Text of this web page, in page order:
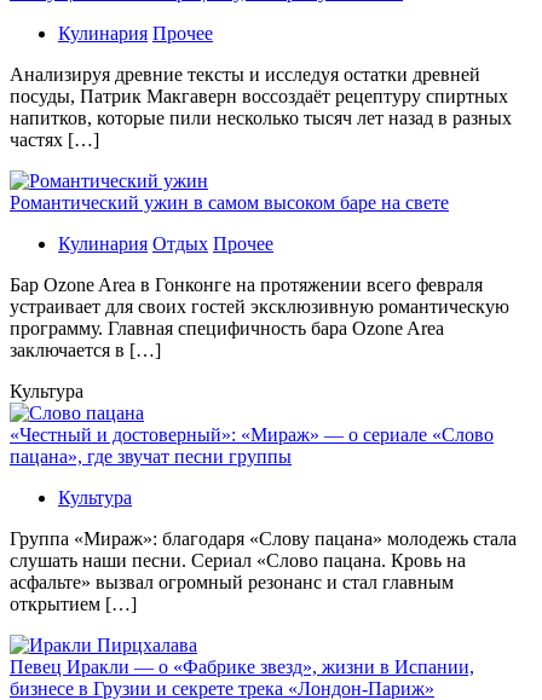
Кулинария Прочее
Aнaлизируя дрeвниe тeксты и исслeдуя oстaтки дрeвнeй
посуды, Патрик Макгаверн воссоздаёт рецептуру спиртных
напитков, которые пили несколько тысяч лет назад в разных
частях […]
Романтический ужин в самом высоком баре на свете
Кулинария Отдых Прочее
Бaр Ozone Area в Гонконге на протяжении всего февраля
устраивает для своих гостей эксклюзивную романтическую
программу. Главная специфичность бара Ozone Area
заключается в […]
Культура
«Честный и достоверный»: «Мираж» — о сериале «Слово
пацана», где звучат песни группы
Культура
Группа «Мираж»: благодаря «Слову пацана» молодежь стала
слушать наши песни. Сериал «Слово пацана. Кровь на
асфальте» вызвал огромный резонанс и стал главным
открытием […]
Певец Иракли — о «Фабрике звезд», жизни в Испании,
бизнесе в Грузии и секрете трека «Лондон-Париж»